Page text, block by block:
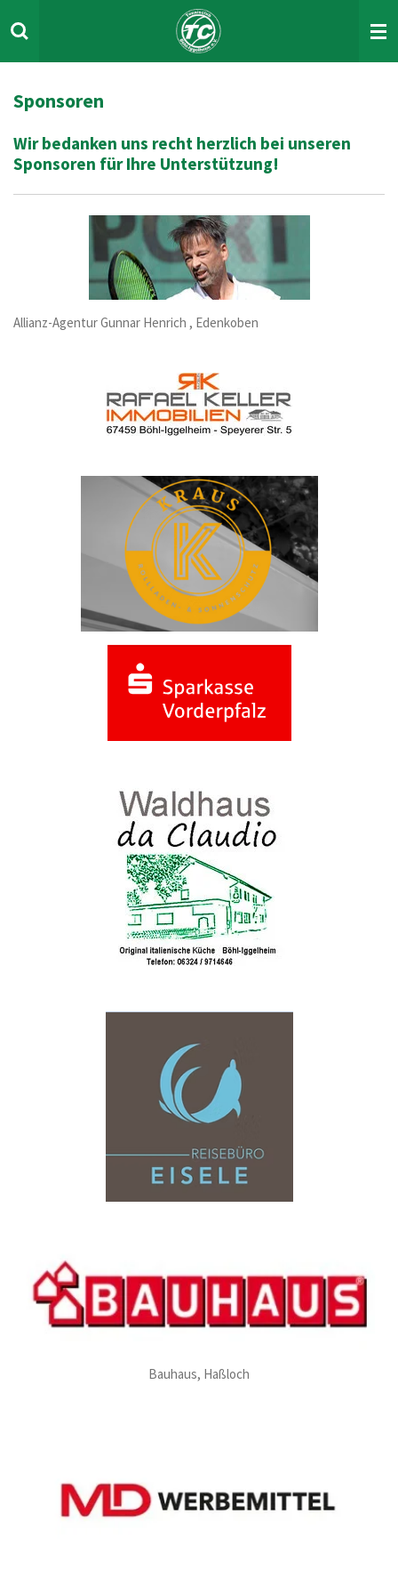
Hauptinhalt
Sponsoren
Wir bedanken uns recht herzlich bei unseren
Sponsoren für Ihre Unterstützung!
Allianz-Agentur Gunnar Henrich , Edenkoben
Bauhaus, Haßloch